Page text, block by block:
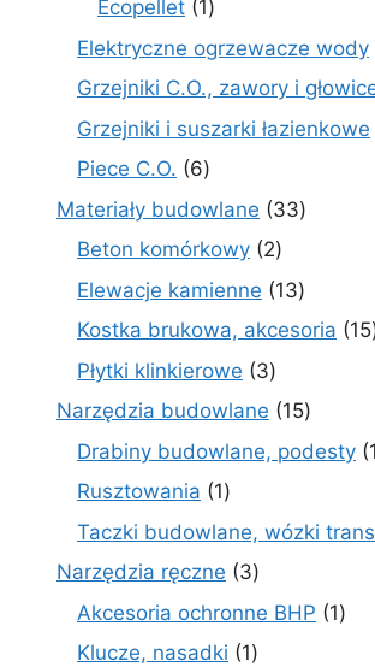
Ecopellet 1 1
Elektryczne ogrzewacze wody
Grzejniki C.O., zawory i
Grzejniki i suszarki łazienkowe
Piece C.O. 66
produktów
Materiały budowlane 3333
Beton komórkowy 22
produkty
Elewacje kamienne 1313
Kostka brukowa, akcesoria 15
Płytki klinkierowe 33
produkty
Narzędzia budowlane 1515
Drabiny budowlane, podesty
Rusztowania 11
produkt
Taczki budowlane, wózki
Narzędzia ręczne 33
produkty
Akcesoria ochronne BHP 11
Klucze, nasadki 11